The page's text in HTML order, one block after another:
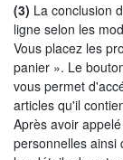
(3) La conclusion
ligne selon les
Vous placez les
panier ». Le
vous permet
articles qu'il
Après avoir
personnelles ainsi